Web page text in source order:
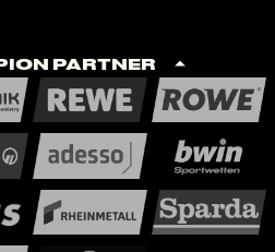
Partner